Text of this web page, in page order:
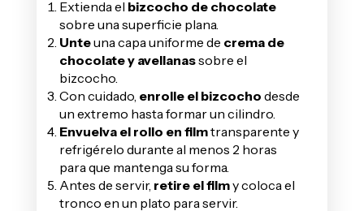
Extienda el bizcocho de chocolate
sobre una superficie plana.
Unteuna capa uniforme de crema de
chocolate y avellanassobre el
bizcocho.
Con cuidado, enrolle el bizcocho desde
un extremo hasta formar un cilindro.
Envuelva el rollo en filmtransparente y
refrigérelo durante al menos 2 horas
para que mantenga su forma.
Antes de servir, retire el filmy coloca el
tronco en un plato para servir.